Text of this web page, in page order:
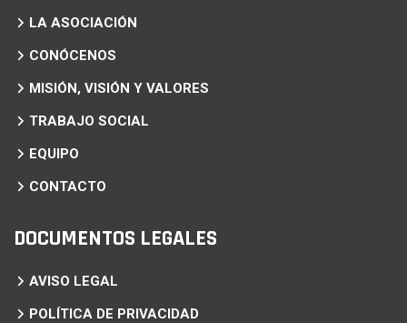
LA ASOCIACIÓN
CONÓCENOS
MISIÓN, VISIÓN Y VALORES
TRABAJO SOCIAL
EQUIPO
CONTACTO
DOCUMENTOS LEGALES
AVISO LEGAL
POLÍTICA DE PRIVACIDAD